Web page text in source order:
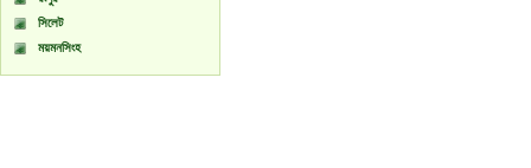
সিলেট
ময়মনসিংহ